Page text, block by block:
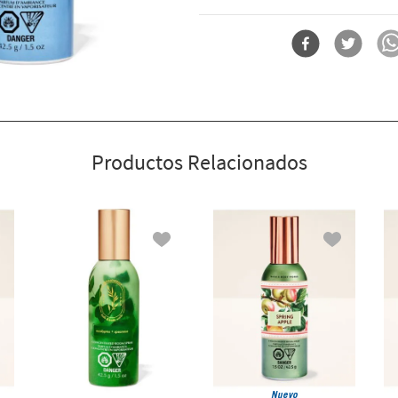
Por qué te encantará:
2 pulverizaciones refrescan
Spray
Productos Relacionados
Nuevo